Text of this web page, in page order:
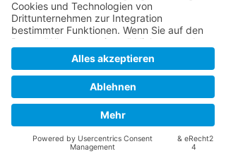
Erstellt vonSA-webdesign ©2025RettungsDienst